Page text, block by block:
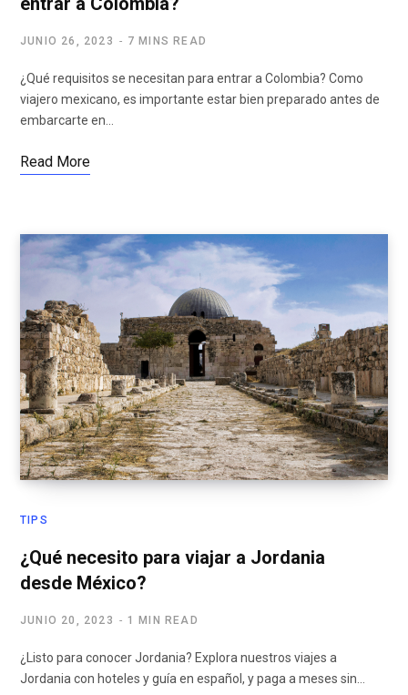
JUNIO 26, 2023 7 MINS READ
¿Qué requisitos se necesitan para entrar a Colombia? Como
viajero mexicano, es importante estar bien preparado antes de
embarcarte en…
Read More
TIPS
¿Qué necesito para viajar a Jordania
desde México?
JUNIO 20, 2023 1 MIN READ
¿Listo para conocer Jordania? Explora nuestros viajes a
Jordania con hoteles y guía en español, y paga a meses sin…